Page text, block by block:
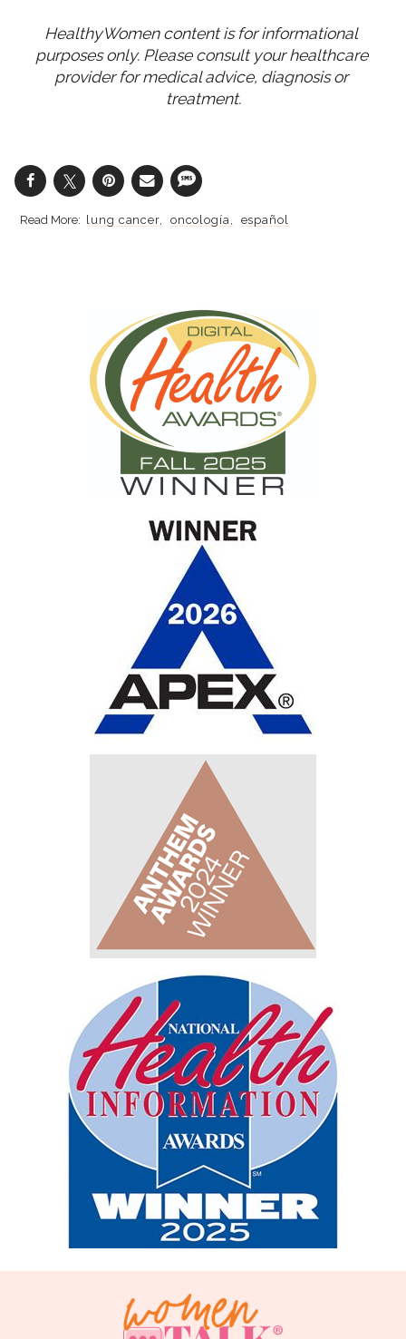
HealthyWomen content is for informational
purposes only. Please consult your healthcare
provider for medical advice, diagnosis or
treatment.
lung cancer oncología español